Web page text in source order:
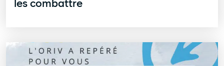
les combattre